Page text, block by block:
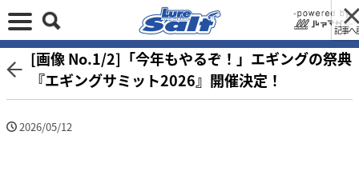
記事へ
[画像 No.1/2]「今年もやるぞ！」エギングの祭典
『エギングサミット2026』開催決定！
2026/05/12